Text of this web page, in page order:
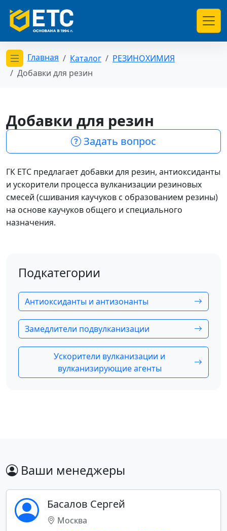
Открыть меню категорий
Главная Каталог
РЕЗИНОХИМИЯ
Добавки для резин
Добавки для резин
Задать вопрос
ГК ЕТС предлагает добавки для резин, антиоксиданты
и ускорители процесса вулканизации резиновых
смесей (сшивания каучуков с образованием резины)
на основе каучуков общего и специального
назначения.
Подкатегории
Антиоксиданты и антизонанты
Замедлители подвулканизации
Ускорители вулканизации и
вулканизирующие агенты
Ваши менеджеры
Басалов Сергей
Москва